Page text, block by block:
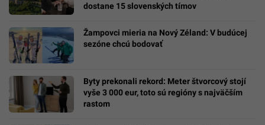
dostane 15 slovenských tímov
Žampovci mieria na Nový Zéland: V budúcej
sezóne chcú bodovať
Byty prekonali rekord: Meter štvorcový stojí
vyše 3 000 eur, toto sú regióny s najväčším
rastom